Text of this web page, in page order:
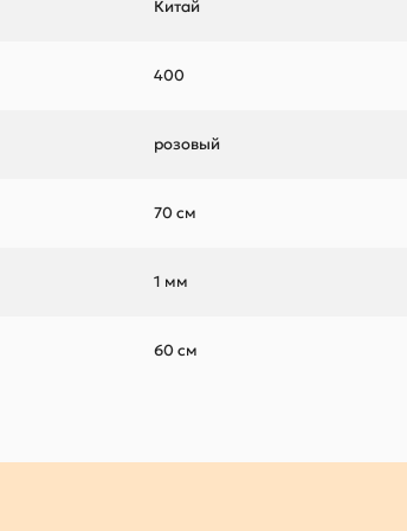
Китай
400
розовый
70 см
1 мм
60 см